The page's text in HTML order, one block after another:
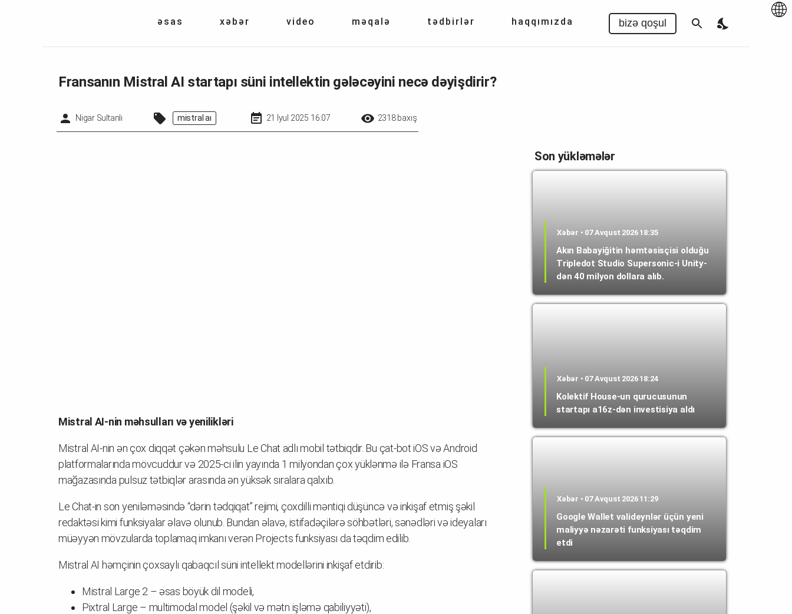
əsas xəbər video məqalə tədbirlər haqqımızda bizə qoşul
Fransanın Mistral AI startapı süni intellektin gələcəyini necə dəyişdirir?
Nigar Sultanli mistral ai 21 İyul 2025 16:07 2318 baxış
Mistral AI-nin məhsulları və yenilikləri
Mistral AI-nin ən çox diqqət çəkən məhsulu Le Chat adlı mobil tətbiqdir. Bu çat-bot iOS və Android
platformalarında mövcuddur və 2025-ci ilin yayında 1 milyondan çox yüklənmə ilə Fransa iOS
mağazasında pulsuz tətbiqlər arasında ən yüksək sıralara qalxıb.
Le Chat-in son yeniləməsində “dərin tədqiqat” rejimi, çoxdilli məntiqi düşüncə və inkişaf etmiş şəkil
redaktəsi kimi funksiyalar əlavə olunub. Bundan əlavə, istifadəçilərə söhbətləri, sənədləri və ideyaları
müəyyən mövzularda toplamaq imkanı verən Projects funksiyası da təqdim edilib.
Mistral AI həmçinin çoxsaylı qabaqcıl süni intellekt modellərini inkişaf etdirib:
Mistral Large 2 – əsas böyük dil modeli,
Pixtral Large – multimodal model (şəkil və mətn işləmə qabiliyyəti),
Son yükləmələr
Xəbər • 07 Avqust 2026 18:35
Akın Babayiğitin həmtəsisçisi olduğu
Tripledot Studio Supersonic-i Unity-
dən 40 milyon dollara alıb.
Xəbər • 07 Avqust 2026 18:24
Kolektif House-un qurucusunun
startapı a16z-dən investisiya aldı
Xəbər • 07 Avqust 2026 11:29
Google Wallet valideynlər üçün yeni
maliyyə nəzarəti funksiyası təqdim
etdi